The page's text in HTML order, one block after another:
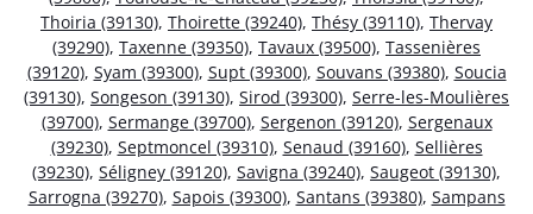
Thoiria (39130), Thoirette (39240), Thésy (39110), Thervay
(39290), Taxenne (39350), Tavaux (39500), Tassenières
(39120), Syam (39300), Supt (39300), Souvans (39380), Soucia
(39130), Songeson (39130), Sirod (39300), Serre-les-Moulières
(39700), Sermange (39700), Sergenon (39120), Sergenaux
(39230), Septmoncel (39310), Senaud (39160), Sellières
(39230), Séligney (39120), Savigna (39240), Saugeot (39130),
Sarrogna (39270), Sapois (39300), Santans (39380), Sampans